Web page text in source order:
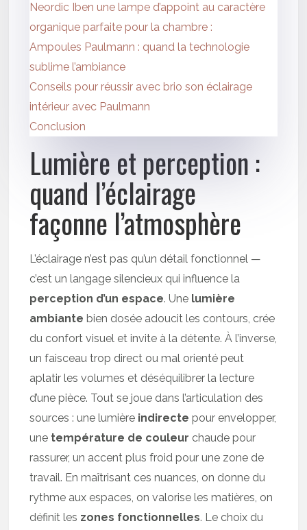
Neordic Iben une lampe d’appoint au caractère
organique parfaite pour la chambre :
Ampoules Paulmann : quand la technologie
sublime l’ambiance
Conseils pour réussir avec brio son éclairage
intérieur avec Paulmann
Conclusion
Lumière et perception :
quand l’éclairage
façonne l’atmosphère
L’éclairage n’est pas qu’un détail fonctionnel —
c’est un langage silencieux qui influence la
perception d’un espace. Une lumière
ambiante bien dosée adoucit les contours, crée
du confort visuel et invite à la détente. À l’inverse,
un faisceau trop direct ou mal orienté peut
aplatir les volumes et déséquilibrer la lecture
d’une pièce. Tout se joue dans l’articulation des
sources : une lumière indirecte pour envelopper,
une température de couleur chaude pour
rassurer, un accent plus froid pour une zone de
travail. En maîtrisant ces nuances, on donne du
rythme aux espaces, on valorise les matières, on
définit les zones fonctionnelles. Le choix du